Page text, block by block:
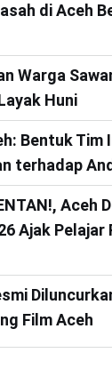
di Aceh
Warga
Huni
Bentuk Tim
terhadap
Aceh
Ajak Pelajar
Film Aceh